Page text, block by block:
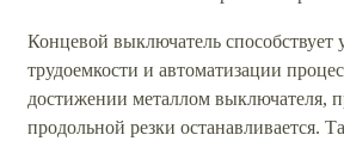
Концевой выключатель
трудоемкости и автоматизации
достижении металлом выключателя,
продольной резки останавливается.